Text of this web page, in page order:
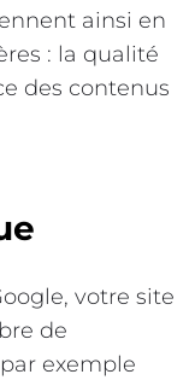
ainsi en
: la qualité
des contenus
votre site
de
exemple